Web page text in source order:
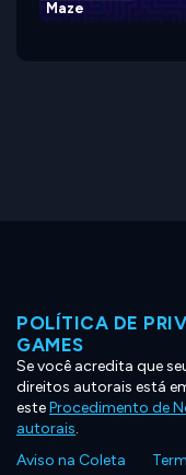
Maze
POLÍTICA DE
GAMES
Se você acredita que
direitos autorais está
esteProcedimento de
autorais.
Aviso na Coleta